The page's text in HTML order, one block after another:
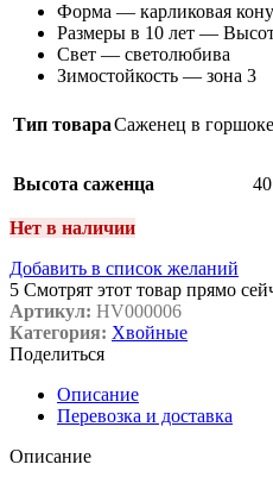
Форма — карликовая
Размеры в 10 лет —
Свет — светолюбива
Зимостойкость — зона 3
Тип товараСаженец в
Высота саженца
Нет в наличии
Добавить в список желаний
5 Смотрят этот товар прямо
Артикул: HV000006
Категория: Хвойные
Поделиться
Описание
Перевозка и доставка
Описание